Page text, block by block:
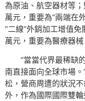
為原油、航空器材等
萬元，重要為“兩端在
“二線”外銷加工增值
萬元，重要為醫療器
“當當代界最稀缺
南直接面向全球市場
松，營商周遭的狀況
外，作為國際國際雙